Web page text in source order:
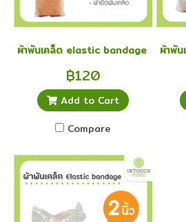
ผ้าพันเคล็ด elastic bandage อีลาสติ
฿120
Add to Cart
Compare
ผ้าพั